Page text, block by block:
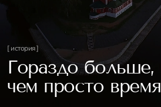
[ история ]
Гораздо больше,
чем просто время